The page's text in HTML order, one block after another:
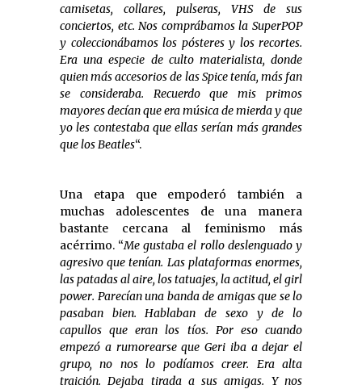
camisetas, collares, pulseras, VHS de sus
conciertos, etc. Nos comprábamos la SuperPOP
y coleccionábamos los pósteres y los recortes.
Era una especie de culto materialista, donde
quien más accesorios de las Spice tenía, más fan
se consideraba. Recuerdo que mis primos
mayores decían que era música de mierda y que
yo les contestaba que ellas serían más grandes
que los Beatles“.
Una etapa que empoderó también a
muchas adolescentes de una manera
bastante cercana al feminismo más
acérrimo. “Me gustaba el rollo deslenguado y
agresivo que tenían. Las plataformas enormes,
las patadas al aire, los tatuajes, la actitud, el girl
power. Parecían una banda de amigas que se lo
pasaban bien. Hablaban de sexo y de lo
capullos que eran los tíos. Por eso cuando
empezó a rumorearse que Geri iba a dejar el
grupo, no nos lo podíamos creer. Era alta
traición. Dejaba tirada a sus amigas. Y nos